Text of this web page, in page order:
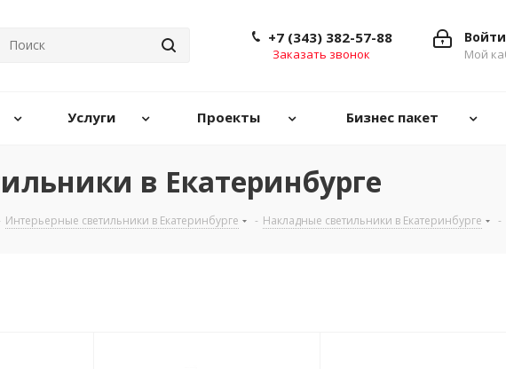
Войти
+7 (343) 382-57-88
Заказать звонок
Услуги Проекты Бизнес пакет
в Екатеринбурге
Интерьерные светильники в Екатеринбурге - Накладные светильники в Екатеринбурге -